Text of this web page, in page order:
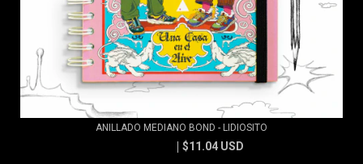
ANILLADO MEDIANO BOND - LIDIOSITO
$11.04 USD